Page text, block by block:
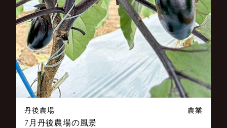
丹後農場 農業
7月丹後農場の風景